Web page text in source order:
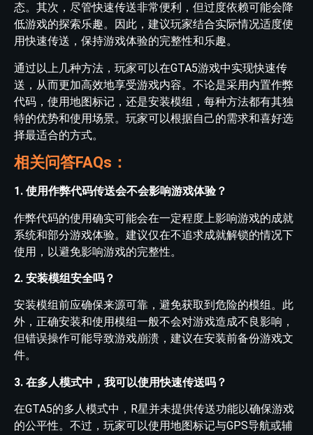
态。其次，尽管快速传送非常便利，但过度依赖可能会降
低游戏的探索乐趣。因此，建议玩家结合实际情况适度使
用快速传送，保持游戏体验的完整性和乐趣。
通过以上几种方法，玩家可以在GTA5游戏中实现快速传
送，从而更加高效地享受游戏内容。不论是采用内置作弊
代码，使用地图标记，还是安装模组，每种方法都有其独
特的优势和使用场景。玩家可以根据自己的需求和喜好选
择最适合的方式。
相关问答FAQs：
1. 使用作弊代码传送会不会影响游戏体验？
作弊代码的使用确实可能会在一定程度上影响游戏的成就
系统和部分游戏体验。建议仅在不追求成就解锁的情况下
使用，以避免影响游戏的完整性。
2. 安装模组安全吗？
安装模组前应确保来源可靠，避免获取到危险的模组。此
外，正确安装和使用模组一般不会对游戏造成不良影响，
但错误操作可能导致游戏崩溃，建议在安装前备份游戏文
件。
3. 在多人模式中，我可以使用快速传送吗？
在GTA5的多人模式中，R星并未提供传送功能以确保游戏
的公平性。不过，玩家可以使用地图标记与GPS导航或辅